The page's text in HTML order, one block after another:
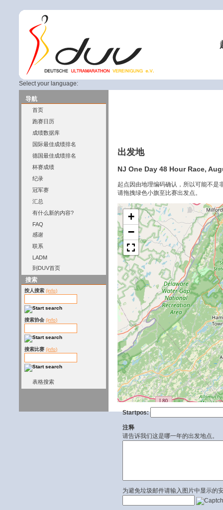
Select your language:
导航
首页
跑赛日历
成绩数据库
国际最佳成绩排名
德国最佳成绩排名
杯赛成绩
纪录
冠军赛
汇总
有什么新的内容?
FAQ
感谢
联系
LADM
到DUV首页
搜索
按人搜索 (info)
搜索协会 (info)
搜索比赛 (info)
表格搜索
出发地
NJ One Day 48 Hour Race,
起点因由地理编码确认，所以可能不是
请拖拽绿色小旗至比赛出发点。
+
−
Startpos:
注释
请告诉我们这是哪一年的出发地点。
为避免垃圾邮件请输入图片中显示的